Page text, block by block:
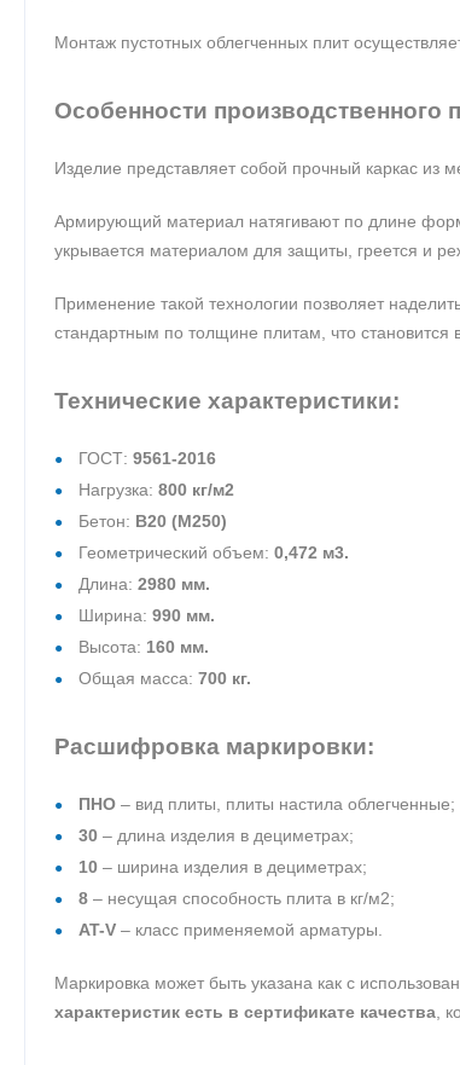
Монтаж пустотных облегченных плит
Особенности производственного
Изделие представляет собой прочный каркас
Армирующий материал натягивают по длине
укрывается материалом для защиты, греется и
Применение такой технологии позволяет
стандартным по толщине плитам, что становится
Технические характеристики:
ГОСТ: 9561-2016
Нагрузка: 800 кг/м2
Бетон: В20 (М250)
Геометрический объем: 0,472 м3.
Длина: 2980 мм.
Ширина: 990 мм.
Высота: 160 мм.
Общая масса: 700 кг.
Расшифровка маркировки:
ПНО – вид плиты, плиты настила облегченные;
30 – длина изделия в дециметрах;
10 – ширина изделия в дециметрах;
8 – несущая способность плита в кг/м2;
AT-V – класс применяемой арматуры.
Маркировка может быть указана как с
характеристик есть в сертификате качества ,